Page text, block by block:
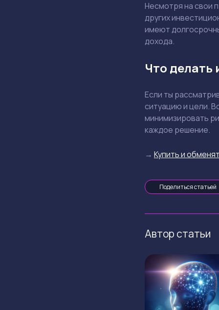
Несмотря на свои
других
имеют
дохода.
Что делать
Если ты
ситуацию и цели.
минимизировать
каждое решение.
→ Купить и
Поделиться статьей
Автор статьи